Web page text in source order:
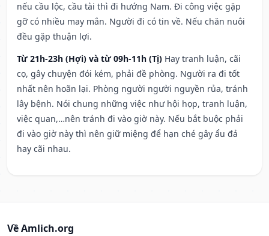
nếu cầu lộc, cầu tài thì đi hướng Nam. Đi công việc gặp
gỡ có nhiều may mắn. Người đi có tin về. Nếu chăn nuôi
đều gặp thuận lợi.
Từ 21h-23h (Hợi) và từ 09h-11h (Tị) Hay tranh luận, cãi
cọ, gây chuyện đói kém, phải đề phòng. Người ra đi tốt
nhất nên hoãn lại. Phòng người người nguyền rủa, tránh
lây bệnh. Nói chung những việc như hội họp, tranh luận,
việc quan,…nên tránh đi vào giờ này. Nếu bắt buộc phải
đi vào giờ này thì nên giữ miệng để hạn ché gây ẩu đả
hay cãi nhau.
Về Amlich.org